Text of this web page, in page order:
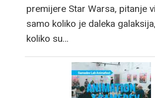
premijere Star Warsa, pitanje
samo koliko je daleka
koliko su…